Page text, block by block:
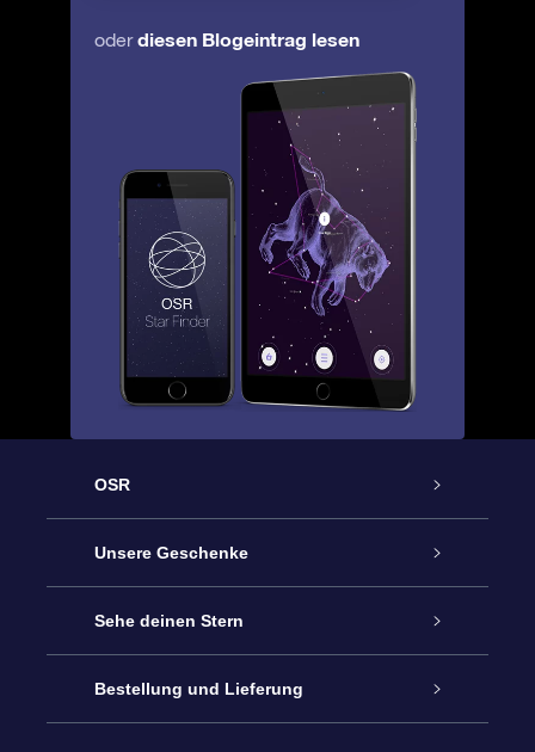
oderdiesen Blogeintrag lesen
OSR
Service
Kontakt
Blog
Unsere Geschenke
Sterne schenken
OSR-Geschenkpaket
Sehe deinen Stern
Sternregister
Bestellung und Lieferung